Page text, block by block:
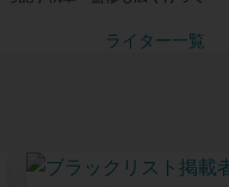
ライター一覧